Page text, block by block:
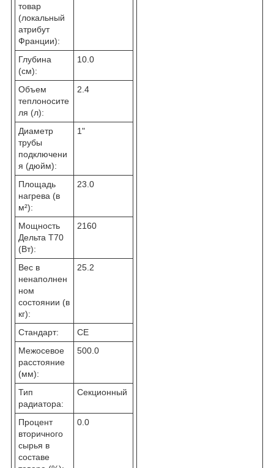
товар
(локальный
атрибут
Франции):
Глубина
(см):
10.0
Объем
теплоносите
ля (л):
2.4
Диаметр
трубы
подключени
я (дюйм):
1"
Площадь
нагрева (в
м²):
23.0
Мощность
Дельта T70
(Вт):
2160
Вес в
ненаполнен
ном
состоянии (в
кг):
25.2
Стандарт:
CE
Межосевое
расстояние
(мм):
500.0
Тип
радиатора:
Секционный
Процент
вторичного
сырья в
составе
0.0